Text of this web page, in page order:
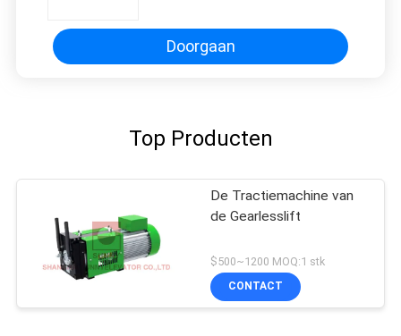
Doorgaan
Top Producten
De Tractiemachine van
de Gearlesslift
$500~1200 MOQ:1 stk
CONTACT